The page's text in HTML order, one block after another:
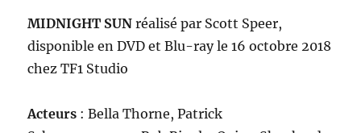
MIDNIGHT SUNréalisé par Scott Speer,
disponible enDVD et Blu-ray le 16 octobre 2018
chezTF1 Studio
Acteurs : Bella Thorne, Patrick